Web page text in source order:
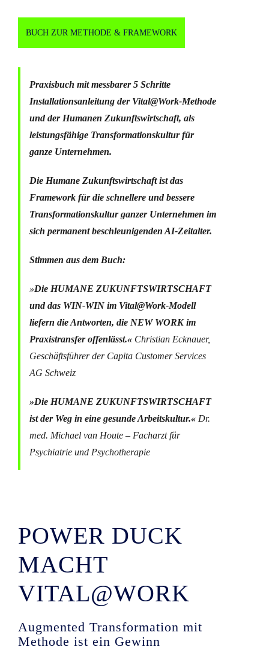
BUCH ZUR METHODE & FRAMEWORK
Praxisbuch mit messbarer 5 Schritte
Installationsanleitung der Vital@Work-Methode
und der Humanen Zukunftswirtschaft, als
leistungsfähige Transformationskultur für
ganze Unternehmen.
Die Humane Zukunftswirtschaft ist das
Framework für die schnellere und bessere
Transformationskultur ganzer Unternehmen im
sich permanent beschleunigenden AI-Zeitalter.
Stimmen aus dem Buch:
»Die HUMANE ZUKUNFTSWIRTSCHAFT
und das WIN-WIN im Vital@Work-Modell
liefern die Antworten, die NEW WORK im
Praxistransfer offenlässt.« Christian Ecknauer,
Geschäftsführer der Capita Customer Services
AG Schweiz
»Die HUMANE ZUKUNFTSWIRTSCHAFT
ist der Weg in eine gesunde Arbeitskultur.«Dr.
med. Michael van Houte – Facharzt für
Psychiatrie und Psychotherapie
POWER DUCK
MACHT
VITAL@WORK
Augmented Transformation mit
Methode ist ein Gewinn